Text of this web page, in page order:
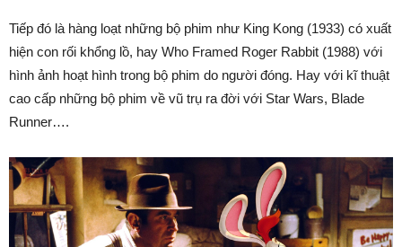
Tiếp đó là hàng loạt những bộ phim như King Kong (1933) có xuất
hiện con rối khổng lồ, hay Who Framed Roger Rabbit (1988) với
hình ảnh hoạt hình trong bộ phim do người đóng. Hay với kĩ thuật
cao cấp những bộ phim về vũ trụ ra đời với Star Wars, Blade
Runner….